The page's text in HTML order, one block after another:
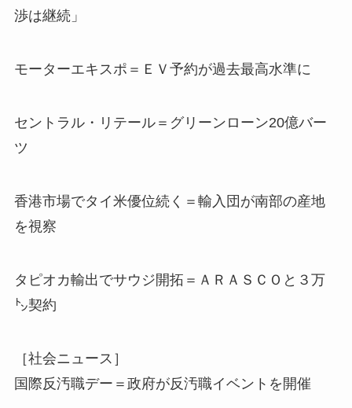
渉は継続」
モーターエキスポ＝ＥＶ予約が過去最高水準に
セントラル・リテール＝グリーンローン20億バー
ツ
香港市場でタイ米優位続く＝輸入団が南部の産地
を視察
タピオカ輸出でサウジ開拓＝ＡＲＡＳＣＯと３万
㌧契約
［社会ニュース］
国際反汚職デー＝政府が反汚職イベントを開催